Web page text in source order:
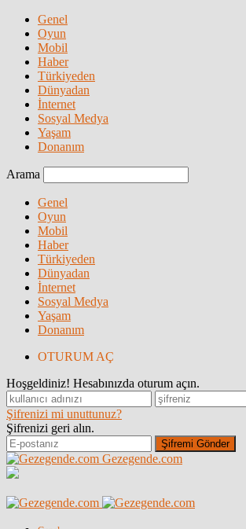
Genel
Oyun
Mobil
Haber
Türkiyeden
Dünyadan
İnternet
Sosyal Medya
Yaşam
Donanım
Arama
Genel
Oyun
Mobil
Haber
Türkiyeden
Dünyadan
İnternet
Sosyal Medya
Yaşam
Donanım
OTURUM AÇ
Hoşgeldiniz! Hesabınızda oturum açın.
Şifrenizi mi unuttunuz?
Şifrenizi geri alın.
Gezegende.com